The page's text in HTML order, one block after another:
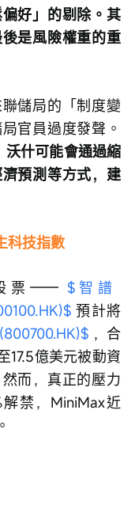
好」的剔除。其
是風險權重的重
儲局的「制度變
官員過度發聲。
沃什可能會通過縮
預測等方式，建
科技指數
票—— $智譜
預計將
，合
17.5億美元被動資
而，真正的壓力
禁，MiniMax近